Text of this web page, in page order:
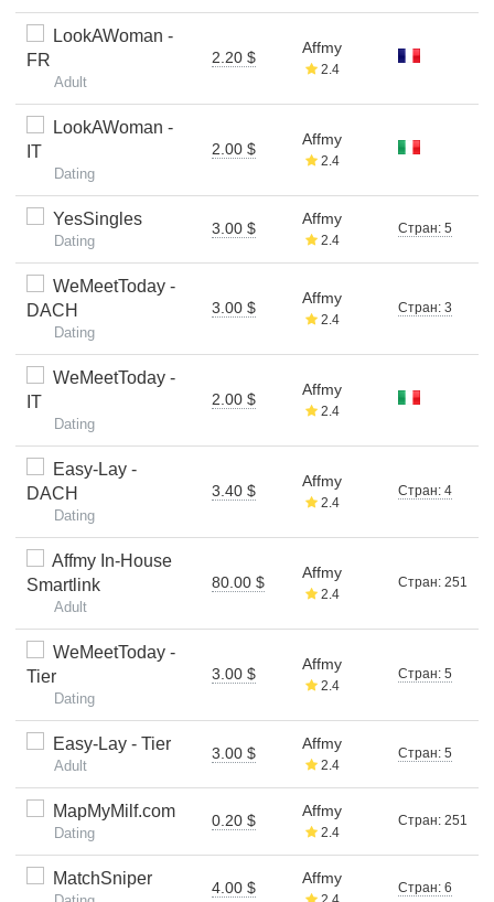
LookAWoman -
FR
Adult
2.20 $
Affmy
2.4
LookAWoman -
IT
Dating
2.00 $
Affmy
2.4
YesSingles
Dating
3.00 $
Affmy
2.4
Стран: 5
WeMeetToday -
DACH
Dating
3.00 $
Affmy
2.4
Стран: 3
WeMeetToday -
IT
Dating
2.00 $
Affmy
2.4
Easy-Lay -
DACH
Dating
3.40 $
Affmy
2.4
Стран: 4
Affmy In-House
Smartlink
Adult
80.00 $
Affmy
2.4
Стран: 251
WeMeetToday -
Tier
Dating
3.00 $
Affmy
2.4
Стран: 5
Easy-Lay - Tier
Adult
3.00 $
Affmy
2.4
Стран: 5
MapMyMilf.com
Dating
0.20 $
Affmy
2.4
Стран: 251
MatchSniper 4.00 $
Affmy
Стран: 6